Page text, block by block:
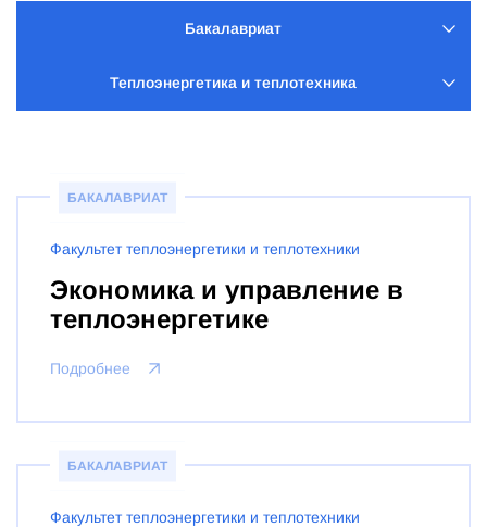
Бакалавриат
Теплоэнергетика и теплотехника
БАКАЛАВРИАТ
Факультет теплоэнергетики и теплотехники
Экономика и управление в
теплоэнергетике
Подробнее
БАКАЛАВРИАТ
Факультет теплоэнергетики и теплотехники